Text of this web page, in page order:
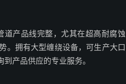
产品线完整，尤其在超高耐腐蚀
。拥有大型缠绕设备，可生产大口
产品供应的专业服务。